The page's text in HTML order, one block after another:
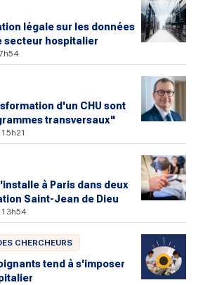
légale sur les données
secteur hospitalier
d'un CHU sont
transversaux"
à Paris dans deux
Saint-Jean de Dieu
13h54
CHERCHEURS
tend à s'imposer